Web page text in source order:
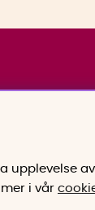
av
mer i vår